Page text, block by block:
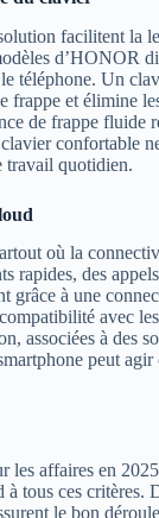
facilitent la
d’HONOR
téléphone. Un
frappe et élimine
de frappe fluide
confortable
travail quotidien.
où la
rapides, des
grâce à une
avec
associées à des
peut
les affaires en
tous ces critères.
le bon